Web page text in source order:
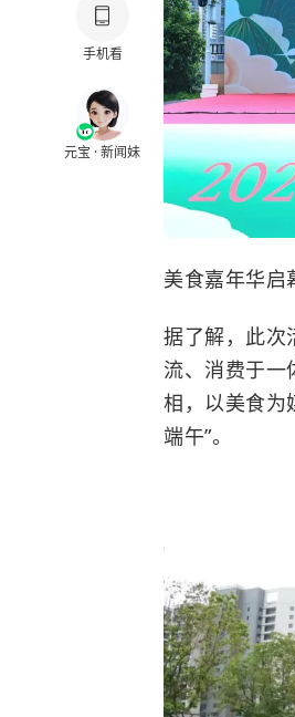
手机看
元宝 · 新闻妹
美食嘉年华启
据了解，此次
流、消费于一
相，以美食为
端午”。